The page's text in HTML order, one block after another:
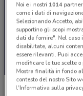
BNL
Noi e i nostri 1014
come i dati di
Selezionando Accetto,
supportino gli scopi
dati da fornire". Nel caso
disabilitate, alcuni
essere rilevanti. Puoi
modificare le tue scelte
Mostra finalità in fondo
contesto del nostro Sito
l'Informativa sulla